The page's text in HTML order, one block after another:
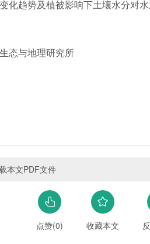
化趋势及植被影响下土壤水分对
态与地理研究所
本文PDF文件
点赞(0) 收藏本文